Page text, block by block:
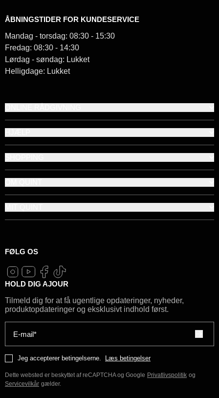
ÅBNINGSTIDER FOR KUNDESERVICE
Mandag - torsdag: 08:30 - 15:30
Fredag: 08:30 - 14:30
Lørdag - søndag: Lukket
Helligdage: Lukket
FØLG OS
HOLD DIG AJOUR
Tilmeld dig for at få ugentlige opdateringer, nyheder,
produktopdateringer og eksklusivt indhold først.
E-mail*
Jeg accepterer betingelserne. Læs betingelser
Dette websted er beskyttet af reCAPTCHA og Google Privatlivspolitik og
Servicevilkår gælder.